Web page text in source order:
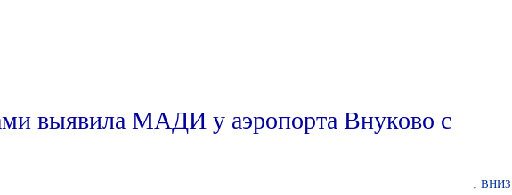
выявила МАДИ у аэропорта Внуково с
↓ ВНИЗ